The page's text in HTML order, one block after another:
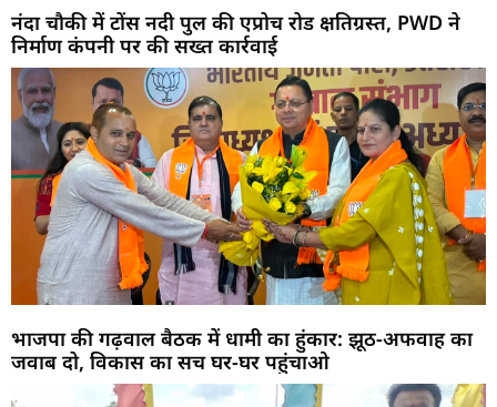
नंदा चौकी में टोंस नदी पुल की एप्रोच रोड क्षतिग्रस्त, PWD ने
निर्माण कंपनी पर की सख्त कार्रवाई
भाजपा की गढ़वाल बैठक में धामी का हुंकार: झूठ-अफवाह का
जवाब दो, विकास का सच घर-घर पहुंचाओ